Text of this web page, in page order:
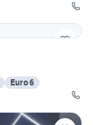
Euro 6